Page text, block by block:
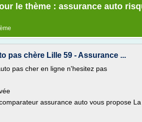
le thème : assurance auto
pas chère Lille 59 - Assurance ...
pas cher en ligne n'hesitez pas
assurance auto vous propose